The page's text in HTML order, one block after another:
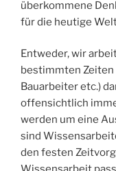
überkommene
für die heutige
Entweder, wir
bestimmten
Bauarbeiter etc.)
offensichtlich
werden um eine
sind
den festen